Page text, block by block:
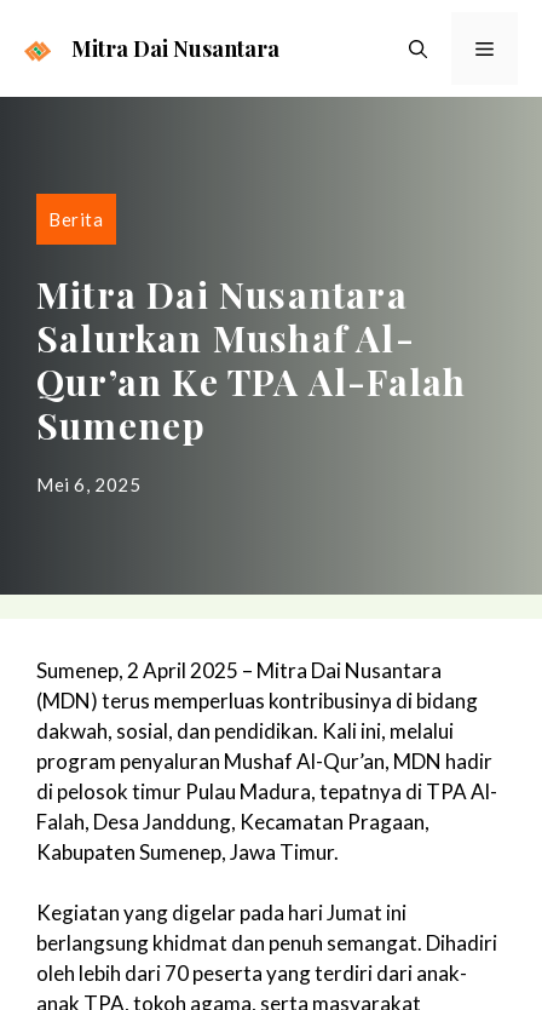
Mitra Dai Nusantara Menu
Berita
Mitra Dai Nusantara
Salurkan Mushaf Al-
Qur’an Ke TPA Al-Falah
Sumenep
Mei 6, 2025
Sumenep, 2 April 2025 – Mitra Dai Nusantara
(MDN) terus memperluas kontribusinya di bidang
dakwah, sosial, dan pendidikan. Kali ini, melalui
program penyaluran Mushaf Al-Qur’an, MDN hadir
di pelosok timur Pulau Madura, tepatnya di TPA Al-
Falah, Desa Janddung, Kecamatan Pragaan,
Kabupaten Sumenep, Jawa Timur.
Kegiatan yang digelar pada hari Jumat ini
berlangsung khidmat dan penuh semangat. Dihadiri
oleh lebih dari 70 peserta yang terdiri dari anak-
anak TPA, tokoh agama, serta masyarakat